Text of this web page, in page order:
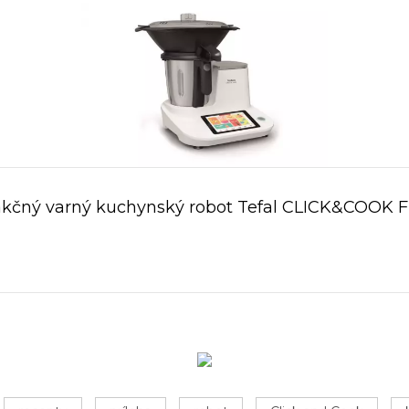
varný kuchynský robot Tefal CLICK&COOK